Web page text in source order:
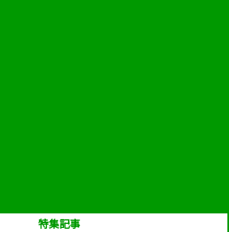
特集記事